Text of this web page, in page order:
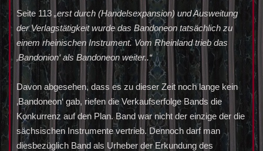
Seite 113 „erst durch (Handelsexpansion) und Ausweitung
der Verlagstätigkeit wurde das Bandoneon tatsächlich zu
einem rheinischen Instrument. Vom Rheinland trieb das
‚Bandonion‘ als Bandoneon weiter..“
Davon abgesehen, dass es zu dieser Zeit noch lange kein
‚Bandoneon‘ gab, riefen die Verkaufserfolge Bands die
Konkurrenz auf den Plan. Band war nicht der einzige der die
sächsischen Instrumente vertrieb. Dennoch darf man
diesbezüglich Band als Urheber der Erkundung des